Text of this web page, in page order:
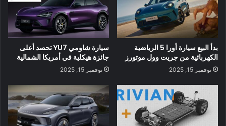
تغييرات على التصميم الذي تمت معاينته في هذه العروض ، خاصة
وأن الشاحنة الكهربائية Ram 1500 لن تدخل حيز الإنتاج قبل عام
2024.
لا يتوفر الكثير من المعلومات حول الشاحنة الكهربائية Ram 1500 ،
لكننا نعلم أنها ستعتمد على منصة STLA Frame التي ستدعم العديد
من الطرز ، بما في ذلك سيارات الدفع الرباعي كاملة الحجم
بدأ البيع سيارة أورا 5 الرياضية
الكهربائية من جريت وول موتورز
نوفمبر 15, 2025
سيارة شاومي YU7 تحصد أعلى
جائزة هيكلية في أمريكا الشمالية
نوفمبر 15, 2025